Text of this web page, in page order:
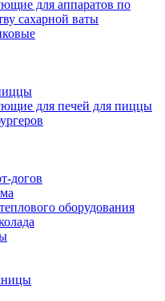
для аппаратов по
сахарной ваты
для печей для пиццы
догов
оборудования